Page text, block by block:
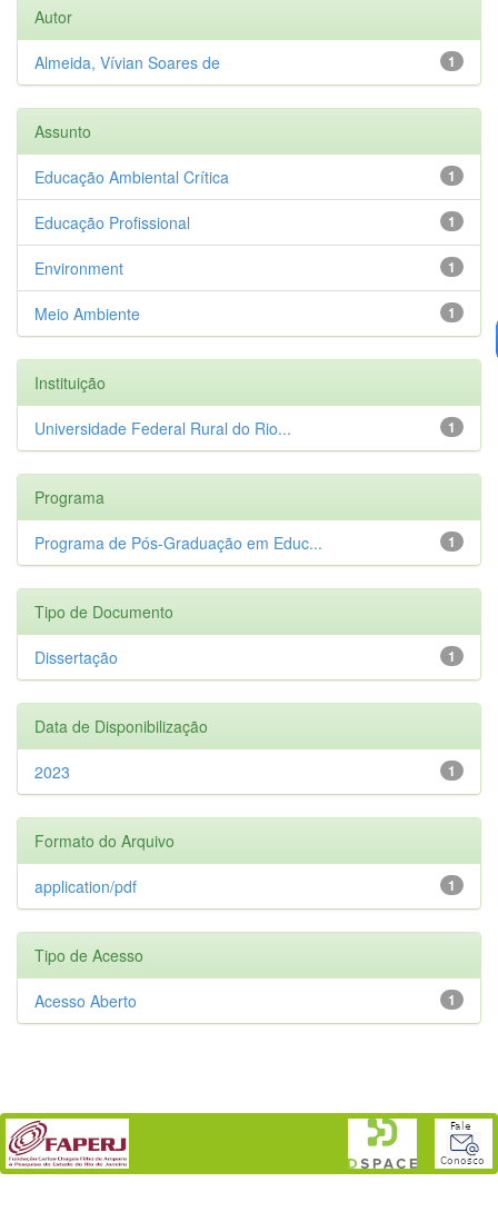
Autor
1
Almeida, Vívian Soares de
Assunto
1
Educação Ambiental Crítica
1
Educação Profissional
1
Environment
1
Meio Ambiente
Instituição
1
Universidade Federal Rural do Rio...
Programa
1
Programa de Pós-Graduação em Educ...
Tipo de Documento
1
Dissertação
Data de Disponibilização
1
2023
Formato do Arquivo
1
application/pdf
Tipo de Acesso
1
Acesso Aberto